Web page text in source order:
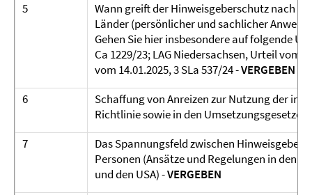
5
Wann greift der Hinweisgeberschutz nach
Länder (persönlicher und sachlicher
Gehen Sie hier insbesondere auf folgende
Ca 1229/23; LAG Niedersachsen, Urteil vom
vom 14.01.2025, 3 SLa 537/24 -VERGEBEN
6
Schaffung von Anreizen zur Nutzung der
Richtlinie sowie in den
7
Das Spannungsfeld zwischen
Personen (Ansätze und Regelungen in den
und den USA) -VERGEBEN